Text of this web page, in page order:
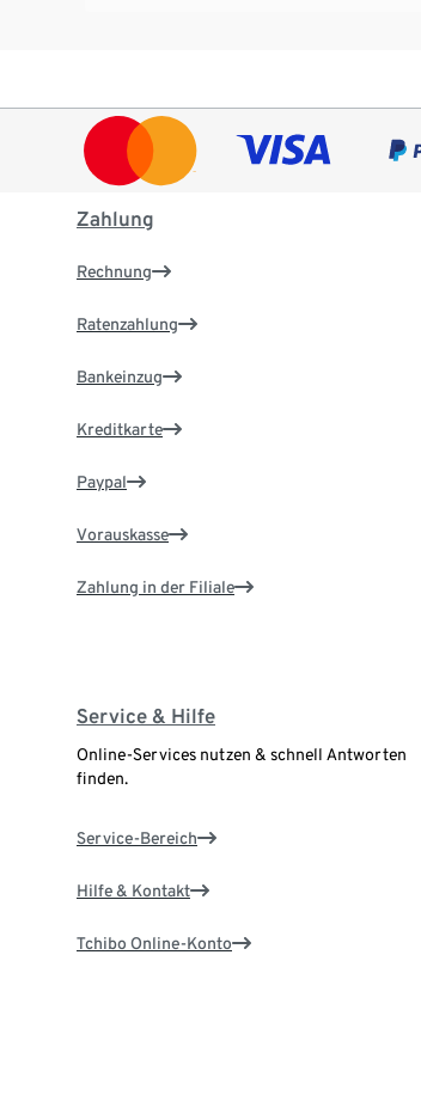
Zahlung
Rechnung
Ratenzahlung
Bankeinzug
Kreditkarte
Paypal
Vorauskasse
Zahlung in der Filiale
Service & Hilfe
Online-Services nutzen & schnell Antworten
finden.
Service-Bereich
Hilfe & Kontakt
Tchibo Online-Konto